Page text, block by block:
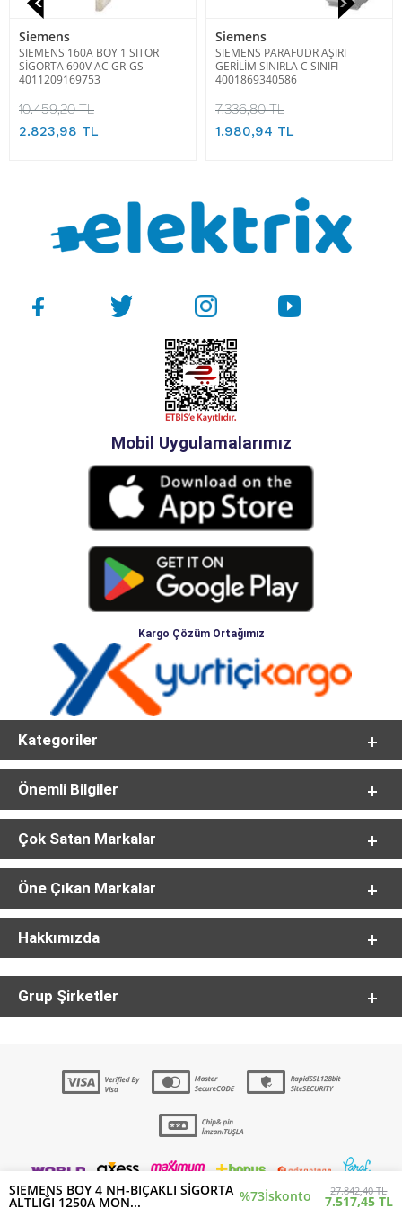
SIEMENS BOY 4 NH-BIÇAKLI SİGORTA
ALTLIĞI 1250A MON... %73İskonto 27.842,40 TL
7.517,45 TL
Siemens
SIEMENS 160A BOY 1 SITOR
SİGORTA 690V AC GR-GS
4011209169753
10.459,20 TL
2.823,98 TL
Siemens
SIEMENS PARAFUDR AŞIRI
GERİLİM SINIRLA C SINIFI
4001869340586
7.336,80 TL
1.980,94 TL
Mobil Uygulamalarımız
Kargo Çözüm Ortağımız
Kategoriler
Önemli Bilgiler
Çok Satan Markalar
Öne Çıkan Markalar
Hakkımızda
Grup Şirketler